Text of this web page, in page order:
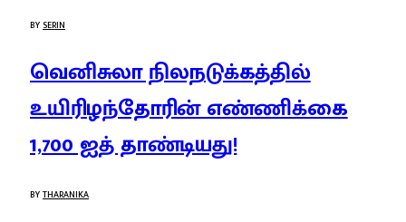
BY SERIN
வெனிசுலா நிலநடுக்கத்தில்
உயிரிழந்தோரின் எண்ணிக்கை
1,700 ஐத் தாண்டியது!
BYTHARANIKA